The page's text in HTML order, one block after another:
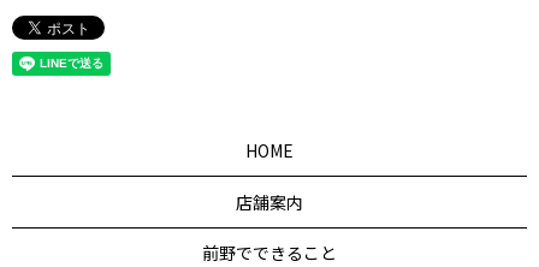
HOME
店舗案内
前野でできること